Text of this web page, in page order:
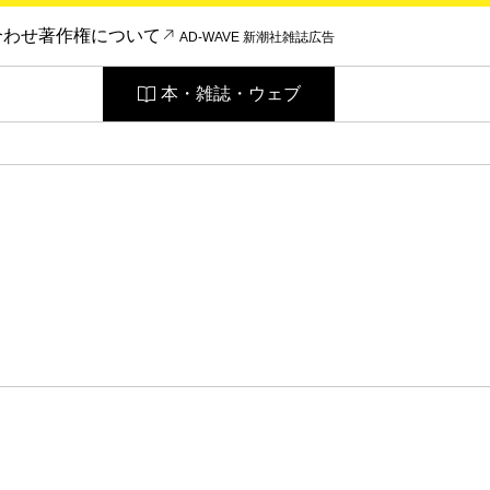
せ著作権について AD-WAVE 新潮社雑誌広告
本・雑誌・ウェブ